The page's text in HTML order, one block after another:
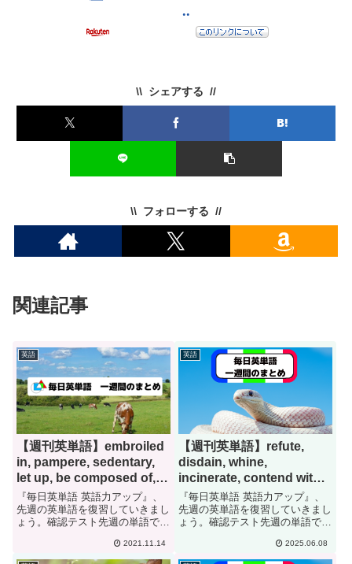
シェアする
フォローする
関連記事
英語
【週刊英単語】embroiled
in, pampere, sedentary,
let up, be composed of,
on the mend [#97]
『毎日英単語 英語力アップ』、
先週の英単語を復習していきまし
ょう。確認テスト先週の単語で
embroiled inpamperesedentarylet
upbe composed ofon the
2021.11.14
英語
【週刊英単語】refute,
disdain, whine,
incinerate, contend with,
affirm[#283]
『毎日英単語 英語力アップ』、
先週の英単語を復習していきまし
ょう。確認テスト先週の単語で
refutedisdainwhineincinerateconte
nd
2025.06.08